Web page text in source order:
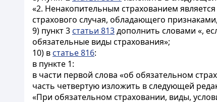
«2. Ненакопительным страхованием
страхового случая, обладающего
9) пункт 3 статьи 813дополнить словами «,
обязательные виды страхования»;
10) в статье 816:
в пункте 1:
в части первой слова «об обязательном
часть четвертую изложить в следующей
«При обязательном страховании, виды,